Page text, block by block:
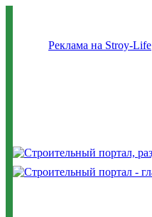
Реклама на Stroy-Life